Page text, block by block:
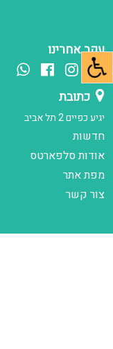
עקב אחרינו
כתובת
יגיע כפיים 2 תל אביב
חדשות
אודות סלפארטס
מפת אתר
צור קשר